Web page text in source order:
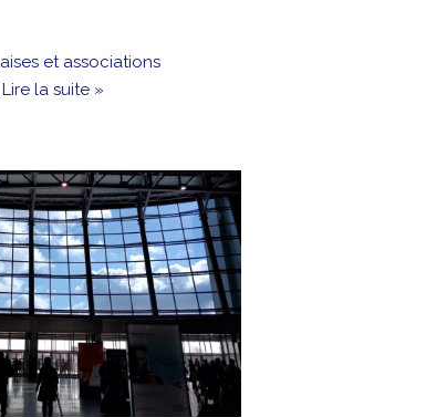
et associations
Lire la suite »